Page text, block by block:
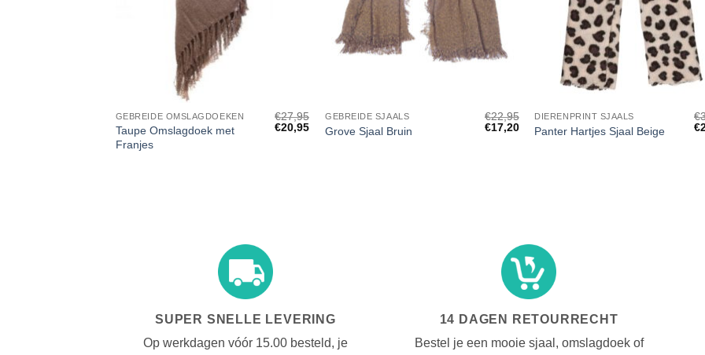
GEBREIDE OMSLAGDOEKEN
Taupe Omslagdoek met
Franjes
€27,95
Oorspronkelijke
€20,95Huidige
prijs
GEBREIDE SJAALS
Grove Sjaal Bruin
€22,95
Oorspronkelijke
€17,20Huidige
prijs
DIERENPRINT SJAALS
Panter Hartjes Sjaal Beige
€
€
SUPER SNELLE LEVERING
Op werkdagen vóór 15.00 besteld, je
14 DAGEN RETOURRECHT
Bestel je een mooie sjaal, omslagdoek of